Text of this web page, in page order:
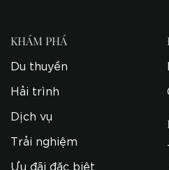
KHÁM PHÁ
Du thuyền
Hải trình
Dịch vụ
Trải nghiệm
Ưu đãi đặc biệt